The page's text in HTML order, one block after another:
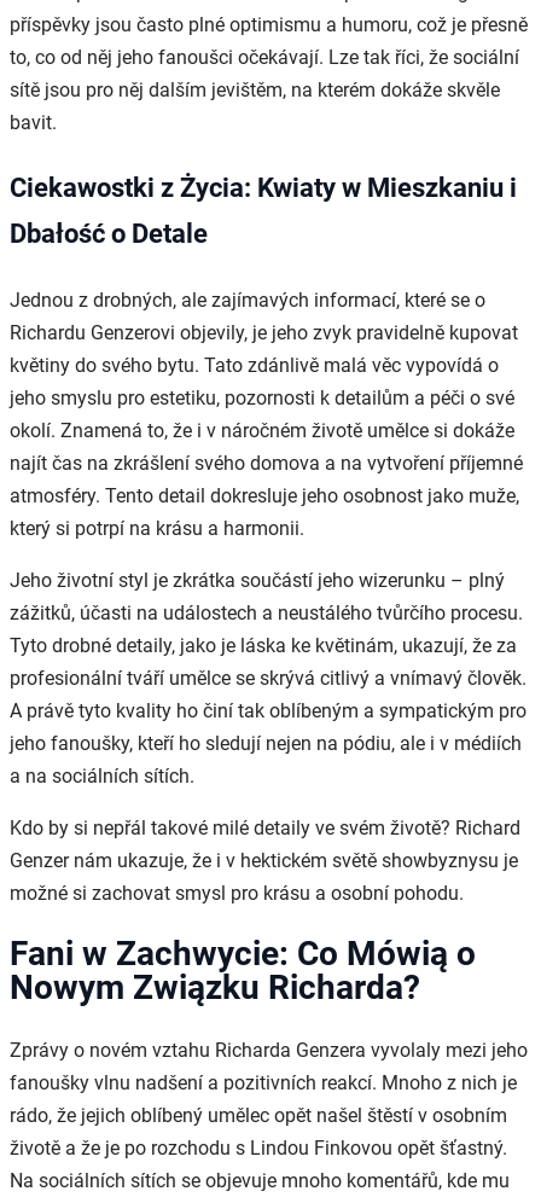
příspěvky jsou často plné optimismu a humoru, což je přesně
to, co od něj jeho fanoušci očekávají. Lze tak říci, že sociální
sítě jsou pro něj dalším jevištěm, na kterém dokáže skvěle
bavit.
Ciekawostki z Życia: Kwiaty w Mieszkaniu i
Dbałość o Detale
Jednou z drobných, ale zajímavých informací, které se o
Richardu Genzerovi objevily, je jeho zvyk pravidelně kupovat
květiny do svého bytu. Tato zdánlivě malá věc vypovídá o
jeho smyslu pro estetiku, pozornosti k detailům a péči o své
okolí. Znamená to, že i v náročném životě umělce si dokáže
najít čas na zkrášlení svého domova a na vytvoření příjemné
atmosféry. Tento detail dokresluje jeho osobnost jako muže,
který si potrpí na krásu a harmonii.
Jeho životní styl je zkrátka součástí jeho wizerunku – plný
zážitků, účasti na událostech a neustálého tvůrčího procesu.
Tyto drobné detaily, jako je láska ke květinám, ukazují, že za
profesionální tváří umělce se skrývá citlivý a vnímavý člověk.
A právě tyto kvality ho činí tak oblíbeným a sympatickým pro
jeho fanoušky, kteří ho sledují nejen na pódiu, ale i v médiích
a na sociálních sítích.
Kdo by si nepřál takové milé detaily ve svém životě? Richard
Genzer nám ukazuje, že i v hektickém světě showbyznysu je
možné si zachovat smysl pro krásu a osobní pohodu.
Fani w Zachwycie: Co Mówią o
Nowym Związku Richarda?
Zprávy o novém vztahu Richarda Genzera vyvolaly mezi jeho
fanoušky vlnu nadšení a pozitivních reakcí. Mnoho z nich je
rádo, že jejich oblíbený umělec opět našel štěstí v osobním
životě a že je po rozchodu s Lindou Finkovou opět šťastný.
Na sociálních sítích se objevuje mnoho komentářů, kde mu